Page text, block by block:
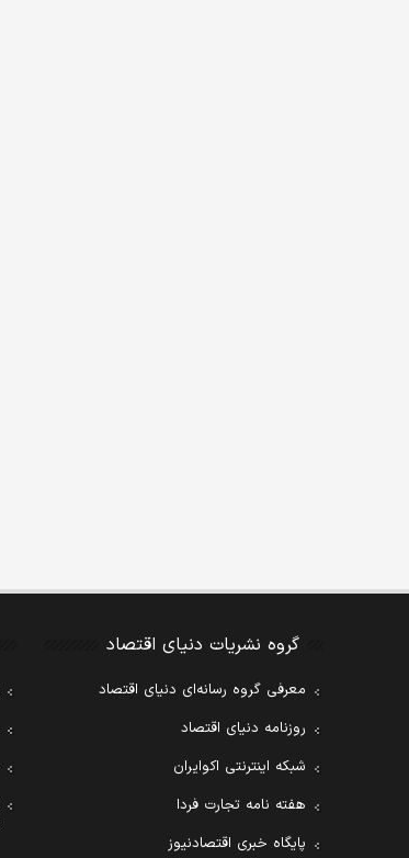
گروه نشریات دنیای اقتصاد
معرفی گروه رسانه‌ای دنیای اقتصاد
روزنامه دنیای اقتصاد
شبکه اینترنتی اکوایران
هفته نامه تجارت فردا
پایگاه خبری اقتصادنیوز